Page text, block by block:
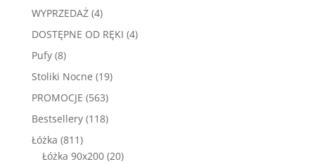
produkty
WYPRZEDAŻ 44
produkty
DOSTĘPNE OD RĘKI 44
Pufy 88
produktów
Stoliki Nocne 1919
PROMOCJE 563563
produkty
Bestsellery 118118
Łóżka 811811
produktów
Łóżka 90x200 2020